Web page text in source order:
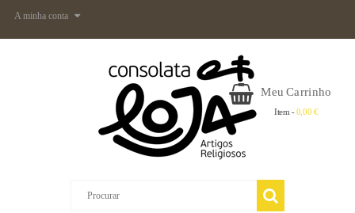
A minha conta
Meu Carrinho
Item - 0,00 €